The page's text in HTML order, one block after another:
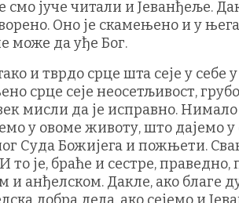
смо јуче читали и Јеванђеље.
Оно је скамењено и у
може да уђе Бог.
и тврдо срце шта сеје у
срце сеје неосетљивост,
мисли да је исправно.
у овоме животу, што дајемо
Суда Божијега и пожњети.
то је, браће и сестре,
и анђелском. Дакле, ако благе